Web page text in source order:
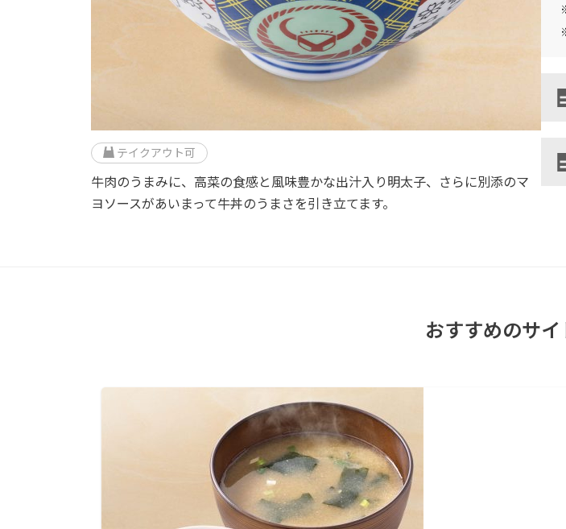
牛肉のうまみに、高菜の食感と風味豊かな出汁入り明太子、さらに別添のマ
ヨソースがあいまって牛丼のうまさを引き立てます。
テイクアウト可
おすすめのサ